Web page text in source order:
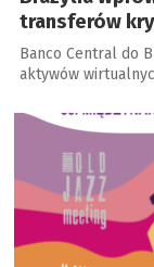
transferów
Banco Central do
aktywów
a